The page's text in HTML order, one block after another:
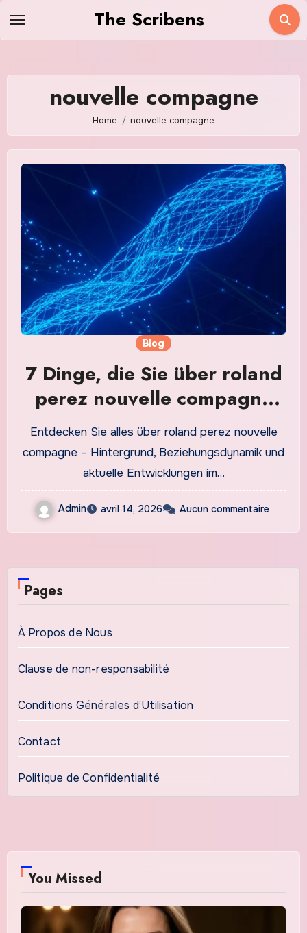
The Scribens
nouvelle compagne
Home nouvelle compagne
Blog
7 Dinge, die Sie über roland
perez nouvelle compagne
wissen müssen
Entdecken Sie alles über roland perez nouvelle
compagne – Hintergrund, Beziehungsdynamik und
aktuelle Entwicklungen im…
Admin avril 14, 2026 Aucun commentaire
Pages
À Propos de Nous
Clause de non-responsabilité
Conditions Générales d’Utilisation
Contact
Politique de Confidentialité
You Missed